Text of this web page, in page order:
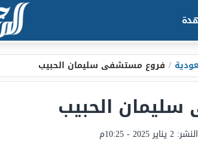
/ فروع مستشفى سليمان الحبيب
الحبيب
2 يناير 2025 - 10:25م